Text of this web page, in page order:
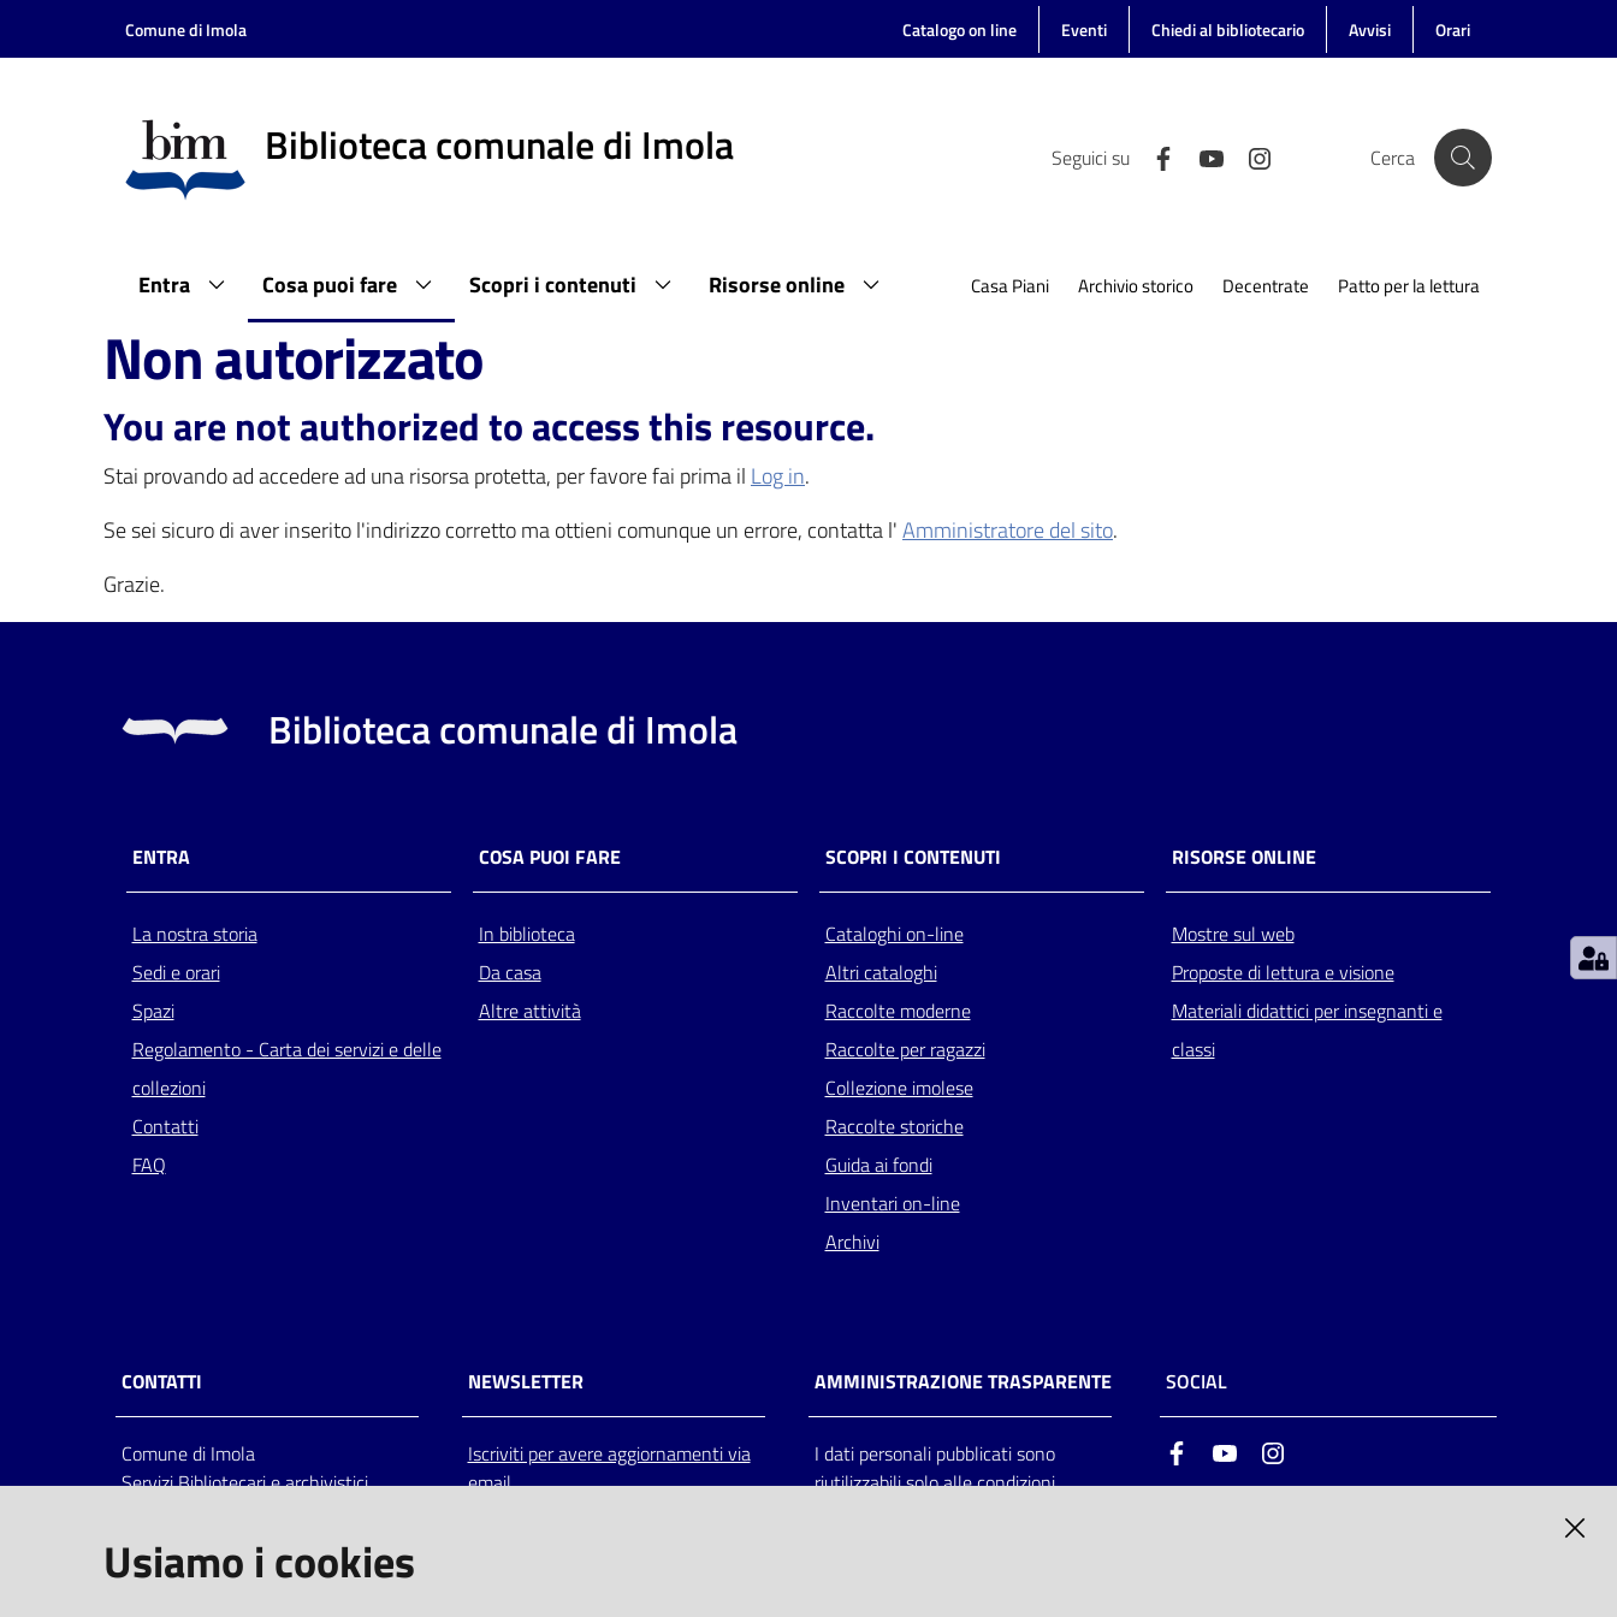
Vai al contenuto
Vai alla navigazione
Comune di Imola Catalogo on line Eventi Chiedi al bibliotecario Avvisi Orari
Biblioteca comunale di Imola Seguici su Cerca
Entra Cosa puoi fare Scopri i contenuti Risorse online Casa Piani Archivio storico Decentrate Patto per la lettura
Non autorizzato
You are not authorized to access this resource.
Stai provando ad accedere ad una risorsa protetta, per favore fai prima il Log in.
Se sei sicuro di aver inserito l'indirizzo corretto ma ottieni comunque un errore, contatta l'Amministratore del sito.
Grazie.
Biblioteca comunale di Imola
ENTRA
La nostra storia
Sedi e orari
Spazi
Regolamento - Carta dei servizi e delle
collezioni
Contatti
FAQ
COSA PUOI FARE
In biblioteca
Da casa
Altre attività
SCOPRI I CONTENUTI
Cataloghi on-line
Altri cataloghi
Raccolte moderne
Raccolte per ragazzi
Collezione imolese
Raccolte storiche
Guida ai fondi
Inventari on-line
Archivi
RISORSE ONLINE
Mostre sul web
Proposte di lettura e visione
Materiali didattici per insegnanti e
classi
CONTATTI
Comune di Imola
Servizi Bibliotecari e archivistici
Italia
centralino: tel 0542.6026.36 fax
NEWSLETTER
Iscriviti per avere aggiornamenti via
email
AMMINISTRAZIONE TRASPARENTE
I dati personali pubblicati sono
riutilizzabili solo alle condizioni
SOCIAL
FacebookYoutube
Usiamo i cookies